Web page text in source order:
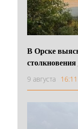
В Орске
9 августа 16:11